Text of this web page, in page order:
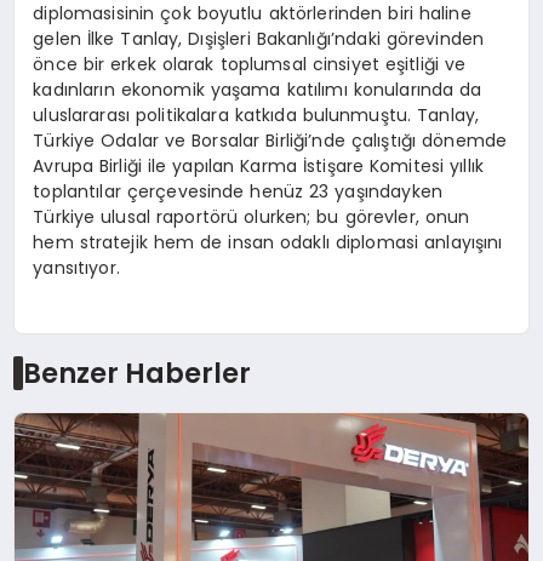
diplomasisinin çok boyutlu aktörlerinden biri haline
gelen İlke Tanlay, Dışişleri Bakanlığı’ndaki görevinden
önce bir erkek olarak toplumsal cinsiyet eşitliği ve
kadınların ekonomik yaşama katılımı konularında da
uluslararası politikalara katkıda bulunmuştu. Tanlay,
Türkiye Odalar ve Borsalar Birliği’nde çalıştığı dönemde
Avrupa Birliği ile yapılan Karma İstişare Komitesi yıllık
toplantılar çerçevesinde henüz 23 yaşındayken
Türkiye ulusal raportörü olurken; bu görevler, onun
hem stratejik hem de insan odaklı diplomasi anlayışını
yansıtıyor.
Benzer Haberler